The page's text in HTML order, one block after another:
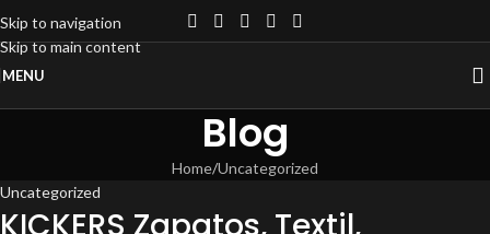
Skip to navigation
Skip to main content
MENU
Blog
Home Uncategorized
Uncategorized